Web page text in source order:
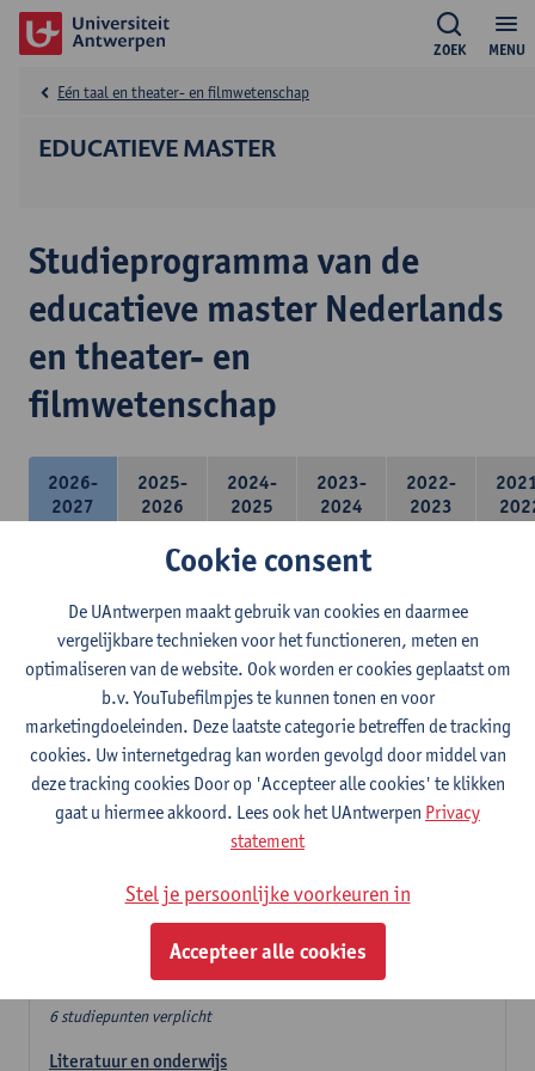
MENU
ZOEK
EDUCATIEVE MASTER
Eén taal en theater- en filmwetenschap
Studieprogramma van de
educatieve master Nederlands
en theater- en
filmwetenschap
2026-
2027
2025-
2026
2024-
2025
2023-
2024
2022-
2023
- Optie A : je kiest twee vakdidactieken
- Optie B: je kiest één vakdidactiek en een profilering
In de domeincomponent neem je 60 studiepunten op:
- 1 verplicht algemeen opleidingsonderdeel van 6 studiepunten,
- 24 of 30 studiepunten Nederlands en telkens minimum 6
studiepunten per deeldomein,
- 24 of 30 studiepunten theater- en filmwetenschap.
Verplicht algemeen opleidingsonderdeel
Deze 6 verplichte studiepunten tellen mee in de
domeincomponent van een van de gekozen talen.
Verplicht algemeen opleidingsonderdeel
6 studiepunten verplicht
Literatuur en onderwijs
Cookie consent
De UAntwerpen maakt gebruik van cookies en daarmee
vergelijkbare technieken voor het functioneren, meten en
optimaliseren van de website. Ook worden er cookies geplaatst om
b.v. YouTubefilmpjes te kunnen tonen en voor
marketingdoeleinden. Deze laatste categorie betreffen de tracking
cookies. Uw internetgedrag kan worden gevolgd door middel van
deze tracking cookies Door op 'Accepteer alle cookies' te klikken
gaat u hiermee akkoord. Lees ook het UAntwerpen Privacy
statement
Stel je persoonlijke voorkeuren in
Accepteer alle cookies